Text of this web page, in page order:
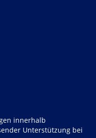
innerhalb
Unterstützung bei